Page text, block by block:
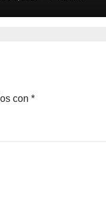
priista Adrián
Garza,
con *